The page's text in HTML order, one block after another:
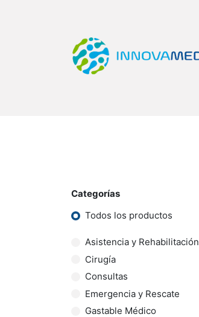
Categorías
Todos los productos
Asistencia y Rehabilitación
Cirugía
Consultas
Emergencia y Rescate
Gastable Médico